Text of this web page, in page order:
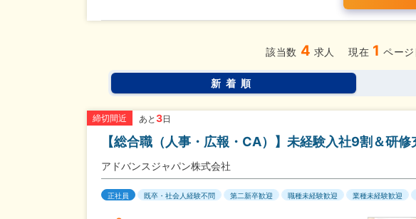
年間休日120日以上
土日面接OK 書類選考なし
該当数 4 求人 現在 1 ペー
新着順
締切間近 あと 3日
【総合職（人事・広報・CA）】未経験入社9割＆研
アドバンスジャパン株式会社
正社員 既卒・社会人経験不問 第二新卒歓迎 職種未経験歓迎 業種未経験歓迎